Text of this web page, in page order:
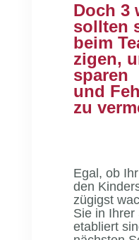
Doch 3
sollten
beim
zigen,
sparen
und
zu
Egal, ob
den
zügigst
Sie in Ihrer
etabliert